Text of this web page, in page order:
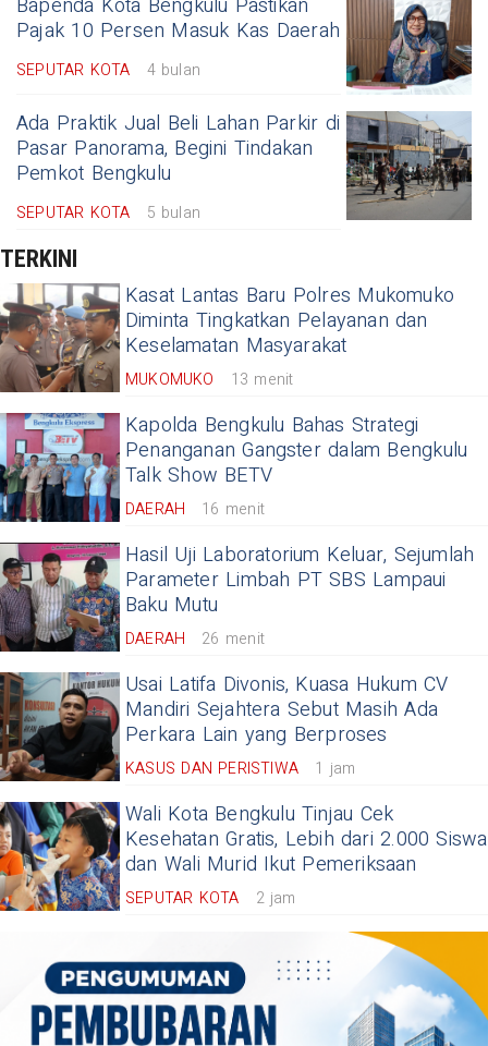
Bapenda Kota Bengkulu Pastikan
Pajak 10 Persen Masuk Kas Daerah
SEPUTAR KOTA 4 bulan
Ada Praktik Jual Beli Lahan Parkir di
Pasar Panorama, Begini Tindakan
Pemkot Bengkulu
SEPUTAR KOTA 5 bulan
TERKINI
Kasat Lantas Baru Polres Mukomuko
Diminta Tingkatkan Pelayanan dan
Keselamatan Masyarakat
MUKOMUKO 13 menit
Kapolda Bengkulu Bahas Strategi
Penanganan Gangster dalam Bengkulu
Talk Show BETV
DAERAH 16 menit
Hasil Uji Laboratorium Keluar, Sejumlah
Parameter Limbah PT SBS Lampaui
Baku Mutu
DAERAH 26 menit
Usai Latifa Divonis, Kuasa Hukum CV
Mandiri Sejahtera Sebut Masih Ada
Perkara Lain yang Berproses
KASUS DAN PERISTIWA 1 jam
Wali Kota Bengkulu Tinjau Cek
Kesehatan Gratis, Lebih dari 2.000 Siswa
dan Wali Murid Ikut Pemeriksaan
SEPUTAR KOTA 2 jam